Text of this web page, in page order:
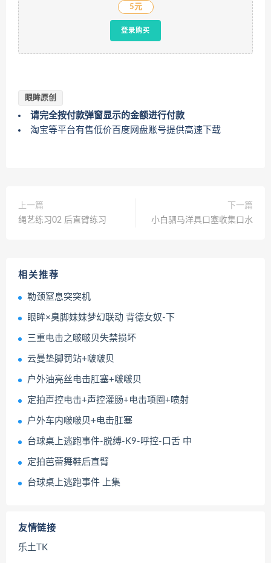
5元
登录购买
眼眸原创
请完全按付款弹窗显示的金额进行付款
淘宝等平台有售低价百度网盘账号提供高速下载
上一篇
绳艺练习02 后直臂练习
下一篇
小白驷马洋具口塞收集口水
相关推荐
勒颈窒息突突机
眼眸×臭脚妹妹梦幻联动 背德女奴-下
三重电击之啵啵贝失禁损坏
云曼垫脚罚站+啵啵贝
户外油亮丝电击肛塞+啵啵贝
定拍声控电击+声控灌肠+电击项圈+喷射
户外车内啵啵贝+电击肛塞
台球桌上逃跑事件-脱缚-K9-呼控-口舌 中
定拍芭蕾舞鞋后直臂
台球桌上逃跑事件 上集
友情链接
乐土TK